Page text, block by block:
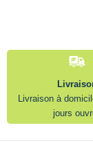
Livraison à
jours